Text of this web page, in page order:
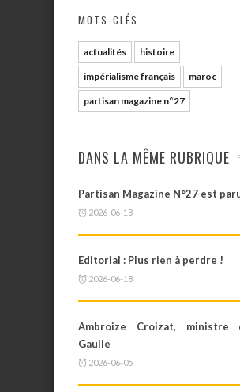
MOTS-CLÉS
actualités histoire
impérialisme français maroc
partisan magazine n°27
DANS LA MÊME RUBRIQUE
Partisan Magazine N°27 est
2026-06-18
Editorial : Plus rien à perdre !
2026-06-18
Ambroize Croizat, ministre
Gaulle
2026-06-05